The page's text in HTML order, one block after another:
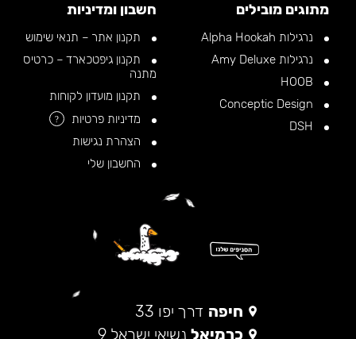
מתוגים מובילים
נרגילות Alpha Hookah
נרגילות Amy Deluxe
חשבון ומדיניות
תקנון אתר – תנאי שימוש
תקנון גיפטכארד – כרטיס
מתנה
תקנון מועדון לקוחות
מדיניות פרטיות
?
הצהרת נגישות
החשבון שלי
חיפה דרך יפו 33
כרמיאל נשיאי ישראל 9